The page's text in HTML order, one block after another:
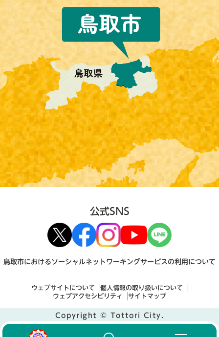
公式SNS
鳥取市におけるソーシャルネットワーキングサービスの利用について
ウェブサイトについて
個人情報の取り扱いについて
ウェブアクセシビリティ
サイトマップ
Copyright © Tottori City.